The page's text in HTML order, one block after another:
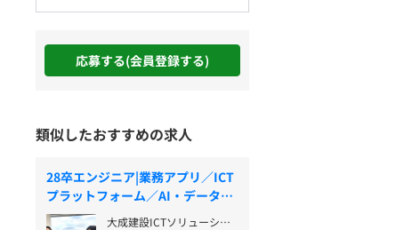
応募する(会員登録する)
類似したおすすめの求人
28卒エンジニア|業務アプリ／ICT
プラットフォーム／AI・データ基
盤
大成建設ICTソリューションズ株式会社